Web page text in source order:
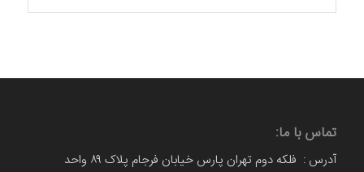
تماس با ما:
آدرس : فلکه دوم تهران پارس خیابان فرجام پلاک ۸۹ واحد